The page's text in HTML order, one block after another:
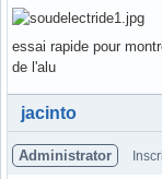
essai rapide pour
de l'alu
Hors ligne
jacinto
Administrator